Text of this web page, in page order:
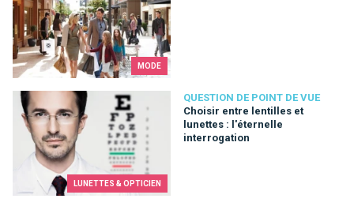
MODE
LUNETTES & OPTICIEN
QUESTION DE POINT DE VUE
Choisir entre lentilles et
lunettes : l'éternelle
interrogation
Choisir entre lentilles et lunettes : l'éternelle interrogation